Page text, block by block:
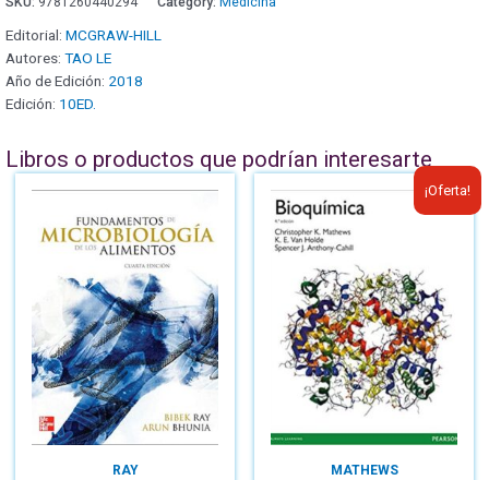
Editorial: MCGRAW-HILL
Autores: TAO LE
Año de Edición: 2018
Edición: 10ED.
Libros o productos que podrían interesarte
RAY
¡Oferta!
MATHEWS